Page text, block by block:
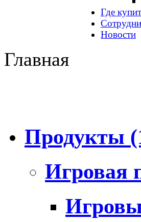
Где
Новости
Главная
Продукты
Игровая